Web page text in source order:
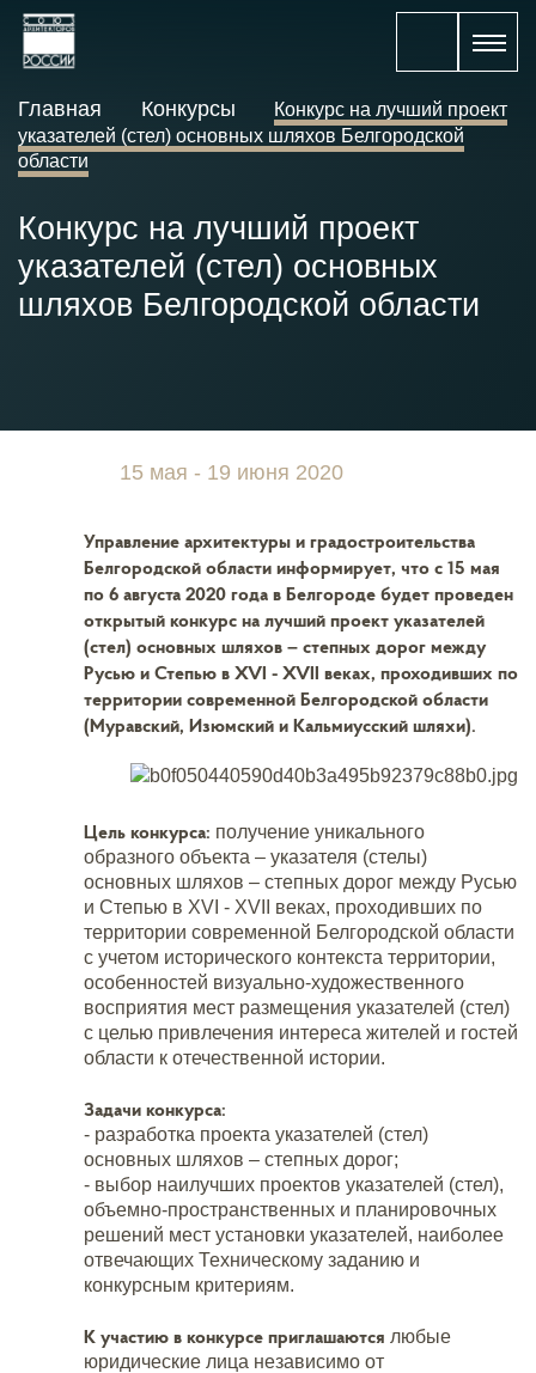
Главная Конкурсы
Конкурс на лучший проект
указателей (стел) основных шляхов Белгородской
области
Конкурс на лучший проект
указателей (стел) основных
шляхов Белгородской области
15 мая - 19 июня 2020
Управление архитектуры и градостроительства
Белгородской области информирует, что с 15 мая
по 6 августа 2020 года в Белгороде будет проведен
открытый конкурс на лучший проект указателей
(стел) основных шляхов – степных дорог между
Русью и Степью в XVI - XVII веках, проходивших по
территории современной Белгородской области
(Муравский, Изюмский и Кальмиусский шляхи).
Цель конкурса: получение уникального
образного объекта – указателя (стелы)
основных шляхов – степных дорог между Русью
и Степью в XVI - XVII веках, проходивших по
территории современной Белгородской области
с учетом исторического контекста территории,
особенностей визуально-художественного
восприятия мест размещения указателей (стел)
с целью привлечения интереса жителей и гостей
области к отечественной истории.
Задачи конкурса:
- разработка проекта указателей (стел)
основных шляхов – степных дорог;
- выбор наилучших проектов указателей (стел),
объемно-пространственных и планировочных
решений мест установки указателей, наиболее
отвечающих Техническому заданию и
конкурсным критериям.
К участию в конкурсе приглашаются любые
юридические лица независимо от